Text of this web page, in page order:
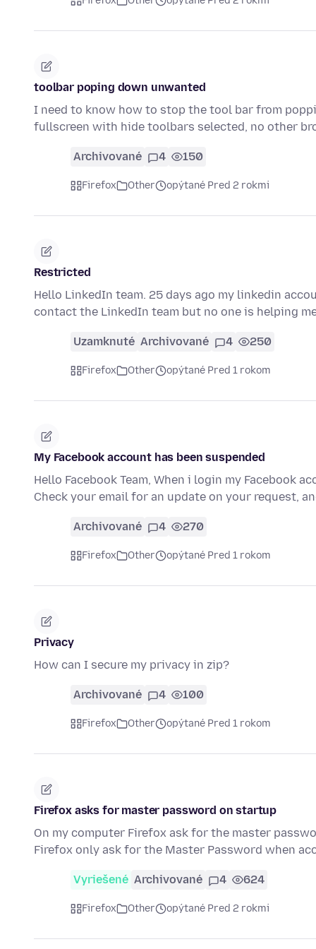
toolbar poping down unwanted
I need to know how to stop the tool bar from
fullscreen with hide toolbars selected, no other
Archivované 4 150
Firefox Other opýtané Pred 2 rokmi
Restricted
Hello LinkedIn team. 25 days ago my linkedin
contact the LinkedIn team but no one is helping
Uzamknuté Archivované 4 250
Firefox Other opýtané Pred 1 rokom
My Facebook account has been suspended
Hello Facebook Team, When i login my Facebook
Check your email for an update on your request,
Archivované 4 270
Firefox Other opýtané Pred 1 rokom
Privacy
How can I secure my privacy in zip?
Archivované 4 100
Firefox Other opýtané Pred 1 rokom
Firefox asks for master password on startup
On my computer Firefox ask for the master
Firefox only ask for the Master Password when
Vyriešené Archivované 4 624
Firefox Other opýtané Pred 2 rokmi